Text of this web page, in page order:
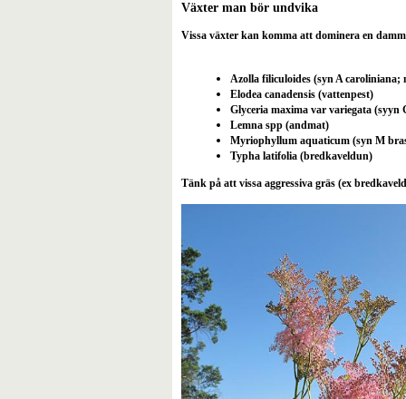
Växter man bör undvika
Vissa växter kan komma att dominera en
Azolla filiculoides (syn A caroliniana;
Elodea canadensis (vattenpest)
Glyceria maxima var variegata
Lemna spp (andmat)
Myriophyllum aquaticum (syn M
Typha latifolia (bredkaveldun)
Tänk på att vissa aggressiva gräs (ex